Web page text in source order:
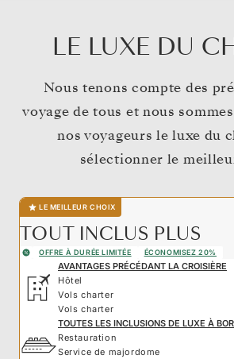
LE LUXE DU
Nous tenons compte des
voyage de tous et nous
nos voyageurs le luxe du
sélectionner le
LE MEILLEUR CHOIX
TOUT INCLUS PLUS
OFFRE À DURÉE LIMITÉE ÉCONOMISEZ 20%
AVANTAGES PRÉCÉDANT LA CROISIÈRE
Hôtel
Vols charter
Vols charter
TOUTES LES INCLUSIONS DE LUXE À
Restauration
Service de majordome